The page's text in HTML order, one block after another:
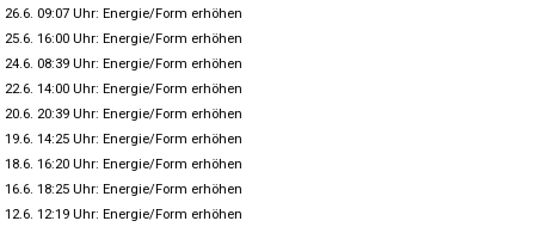
26.6. 09:07 Uhr: Energie/Form erhöhen
25.6. 16:00 Uhr: Energie/Form erhöhen
24.6. 08:39 Uhr: Energie/Form erhöhen
22.6. 14:00 Uhr: Energie/Form erhöhen
20.6. 20:39 Uhr: Energie/Form erhöhen
19.6. 14:25 Uhr: Energie/Form erhöhen
18.6. 16:20 Uhr: Energie/Form erhöhen
16.6. 18:25 Uhr: Energie/Form erhöhen
12.6. 12:19 Uhr: Energie/Form erhöhen